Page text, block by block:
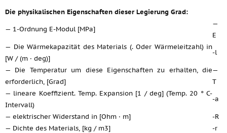
Die physikalischen Eigenschaften dieser Legierung Grad:
— 1-Ordnung E-Modul [MPa]
—
E
— Die Wärmekapazität des Materials (. Oder Wärmeleitzahl) in
[W / (m · deg)]
-l
— Die Temperatur um diese Eigenschaften zu erhalten, die
erforderlich, [Grad]
—
T
— lineare Koeffizient. Temp. Expansion [1 / deg] (Temp. 20 ° C-
Intervall)
-a
— elektrischer Widerstand in [Ohm · m]
-R
— Dichte des Materials, [kg / m3]
-r